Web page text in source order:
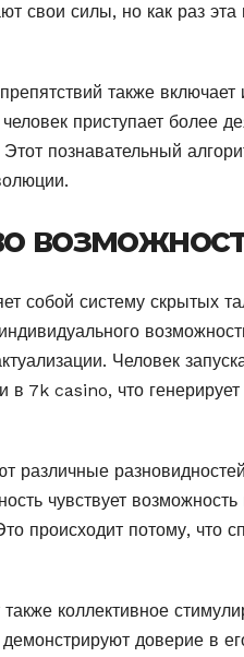
свои силы, но как раз эта
также
приступает более
познавательный
собой систему скрытых
Человек
7k casino, что
различные
чувствует
происходит потому, что
коллективное
доверие в